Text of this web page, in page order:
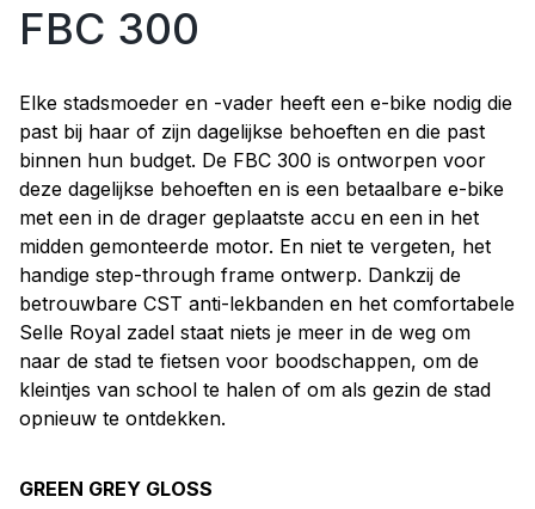
FBC 300
Elke stadsmoeder en -vader heeft een e-bike nodig die
past bij haar of zijn dagelijkse behoeften en die past
binnen hun budget. De FBC 300 is ontworpen voor
deze dagelijkse behoeften en is een betaalbare e-bike
met een in de drager geplaatste accu en een in het
midden gemonteerde motor. En niet te vergeten, het
handige step-through frame ontwerp. Dankzij de
betrouwbare CST anti-lekbanden en het comfortabele
Selle Royal zadel staat niets je meer in de weg om
naar de stad te fietsen voor boodschappen, om de
kleintjes van school te halen of om als gezin de stad
opnieuw te ontdekken.
GREEN GREY GLOSS